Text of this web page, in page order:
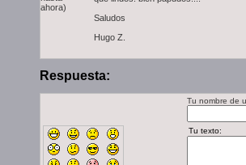
ahora)
Saludos
Hugo Z.
Respuesta:
Tu nombre de